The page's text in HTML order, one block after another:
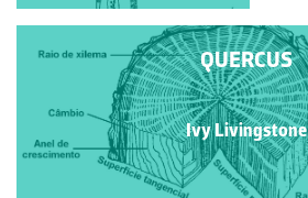
QUERCUS
Ivy Livingstone